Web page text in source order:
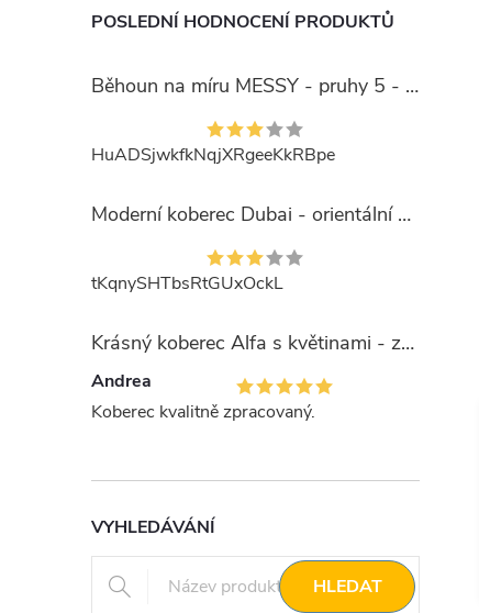
POSLEDNÍ HODNOCENÍ PRODUKTŮ
Běhoun na míru MESSY - pruhy 5 - béžový
HuADSjwkfkNqjXRgeeKkRBpe
Moderní koberec Dubai - orientální 6 - červený
tKqnySHTbsRtGUxOckL
Krásný koberec Alfa s květinami - zelený
Andrea
Koberec kvalitně zpracovaný.
VYHLEDÁVÁNÍ
HLEDAT